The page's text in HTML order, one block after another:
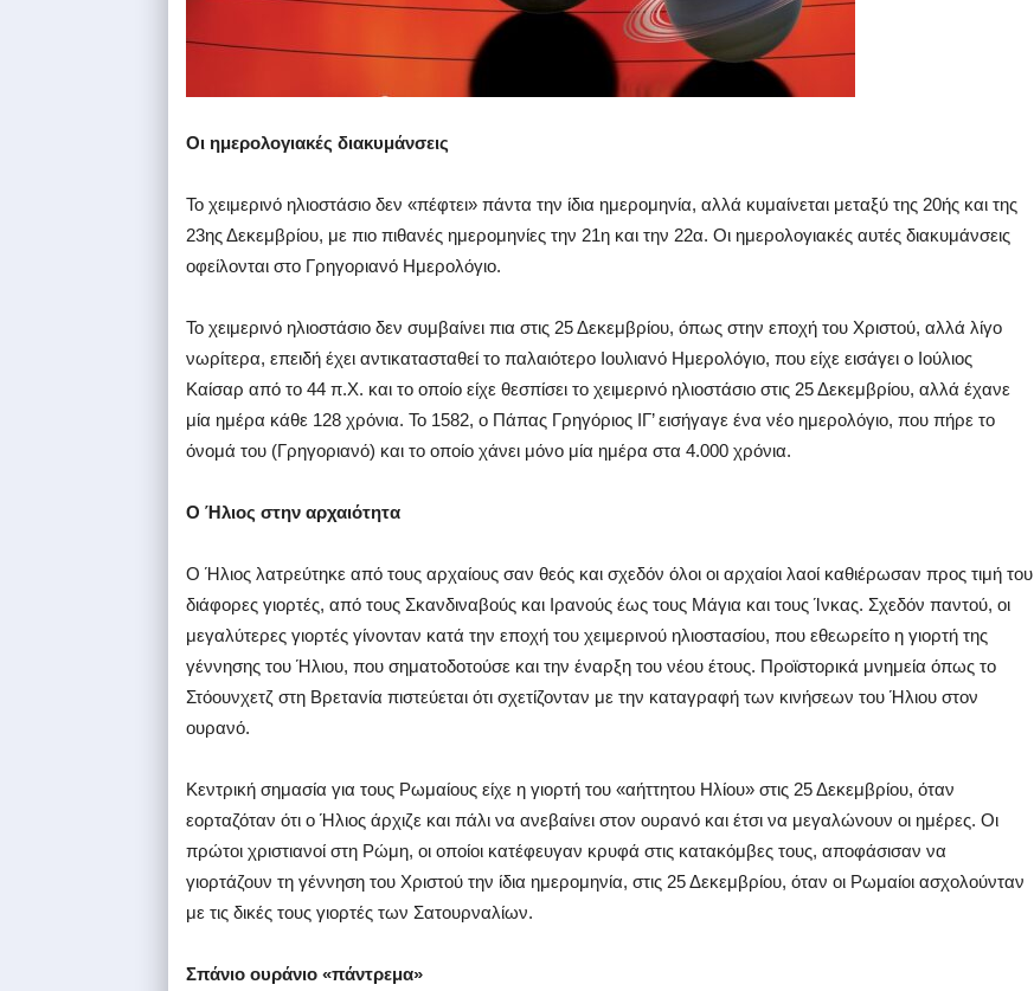
Οι ημερολογιακές διακυμάνσεις
Το χειμερινό ηλιοστάσιο δεν «πέφτει» πάντα την ίδια ημερομηνία, αλλά κυμαίνεται μεταξύ της 20ής και της
23ης Δεκεμβρίου, με πιο πιθανές ημερομηνίες την 21η και την 22α. Οι ημερολογιακές αυτές διακυμάνσεις
οφείλονται στο Γρηγοριανό Ημερολόγιο.
Το χειμερινό ηλιοστάσιο δεν συμβαίνει πια στις 25 Δεκεμβρίου, όπως στην εποχή του Χριστού, αλλά λίγο
νωρίτερα, επειδή έχει αντικατασταθεί το παλαιότερο Ιουλιανό Ημερολόγιο, που είχε εισάγει ο Ιούλιος
Καίσαρ από το 44 π.Χ. και το οποίο είχε θεσπίσει το χειμερινό ηλιοστάσιο στις 25 Δεκεμβρίου, αλλά έχανε
μία ημέρα κάθε 128 χρόνια. Το 1582, ο Πάπας Γρηγόριος ΙΓ’ εισήγαγε ένα νέο ημερολόγιο, που πήρε το
όνομά του (Γρηγοριανό) και το οποίο χάνει μόνο μία ημέρα στα 4.000 χρόνια.
Ο Ήλιος στην αρχαιότητα
Ο Ήλιος λατρεύτηκε από τους αρχαίους σαν θεός και σχεδόν όλοι οι αρχαίοι λαοί καθιέρωσαν προς τιμή του
διάφορες γιορτές, από τους Σκανδιναβούς και Ιρανούς έως τους Μάγια και τους Ίνκας. Σχεδόν παντού, οι
μεγαλύτερες γιορτές γίνονταν κατά την εποχή του χειμερινού ηλιοστασίου, που εθεωρείτο η γιορτή της
γέννησης του Ήλιου, που σηματοδοτούσε και την έναρξη του νέου έτους. Προϊστορικά μνημεία όπως το
Στόουνχετζ στη Βρετανία πιστεύεται ότι σχετίζονταν με την καταγραφή των κινήσεων του Ήλιου στον
ουρανό.
Κεντρική σημασία για τους Ρωμαίους είχε η γιορτή του «αήττητου Ηλίου» στις 25 Δεκεμβρίου, όταν
εορταζόταν ότι ο Ήλιος άρχιζε και πάλι να ανεβαίνει στον ουρανό και έτσι να μεγαλώνουν οι ημέρες. Οι
πρώτοι χριστιανοί στη Ρώμη, οι οποίοι κατέφευγαν κρυφά στις κατακόμβες τους, αποφάσισαν να
γιορτάζουν τη γέννηση του Χριστού την ίδια ημερομηνία, στις 25 Δεκεμβρίου, όταν οι Ρωμαίοι ασχολούνταν
με τις δικές τους γιορτές των Σατουρναλίων.
Σπάνιο ουράνιο «πάντρεμα»